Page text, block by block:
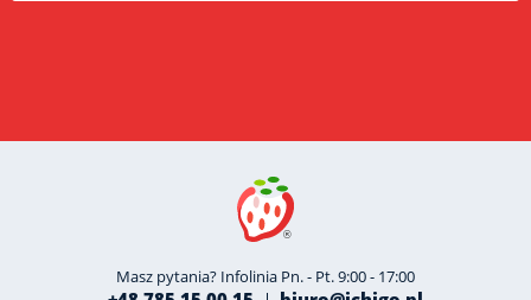
Masz pytania? Infolinia Pn. - Pt. 9:00 - 17:00